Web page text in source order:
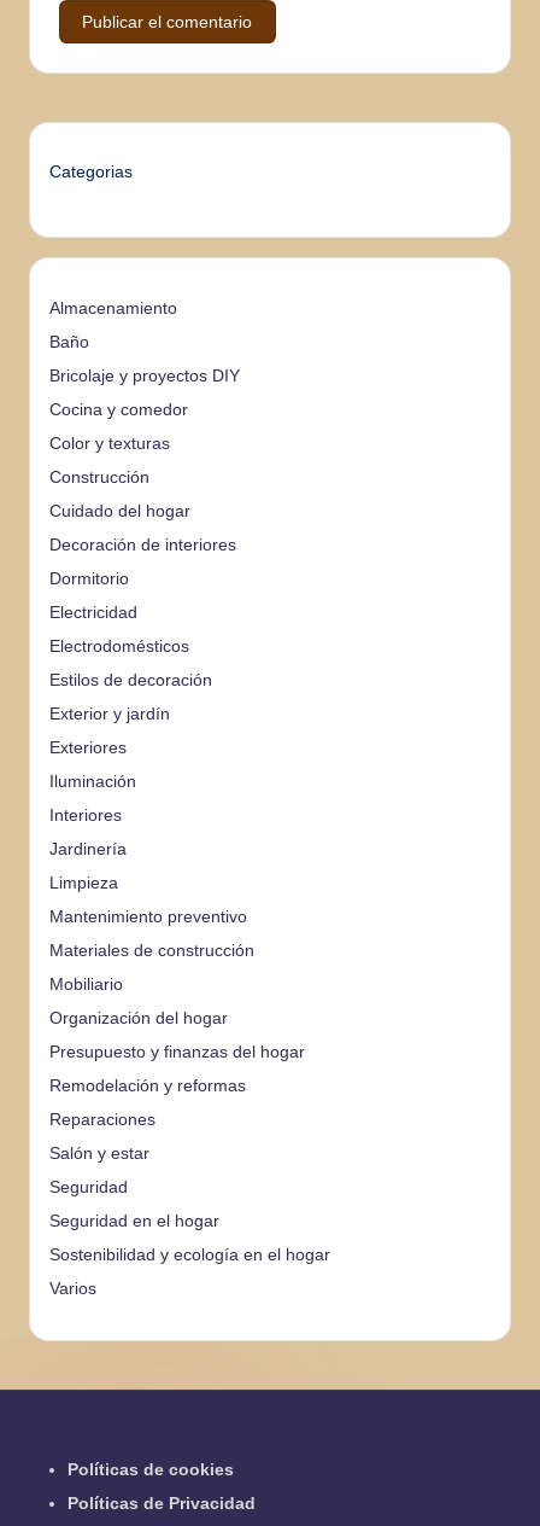
Categorias
Almacenamiento
Baño
Bricolaje y proyectos DIY
Cocina y comedor
Color y texturas
Construcción
Cuidado del hogar
Decoración de interiores
Dormitorio
Electricidad
Electrodomésticos
Estilos de decoración
Exterior y jardín
Exteriores
Iluminación
Interiores
Jardinería
Limpieza
Mantenimiento preventivo
Materiales de construcción
Mobiliario
Organización del hogar
Presupuesto y finanzas del hogar
Remodelación y reformas
Reparaciones
Salón y estar
Seguridad
Seguridad en el hogar
Sostenibilidad y ecología en el hogar
Varios
Políticas de cookies
Políticas de Privacidad